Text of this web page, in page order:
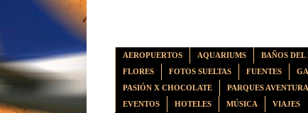
AEROPUERTOS AQUARIUMS BAÑOS DEL
FLORES
FOTOS SUELTAS FUENTES
PASIÓN X CHOCOLATE
PARQUES
EVENTOS
HOTELES MÚSICA VIAJES